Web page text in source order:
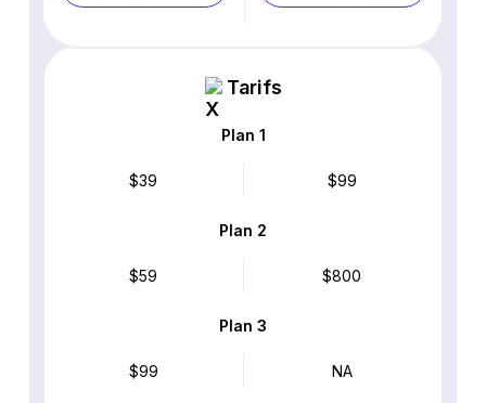
Tarifs
Plan 1
$39 $99
Plan 2
$59 $800
Plan 3
$99 NA